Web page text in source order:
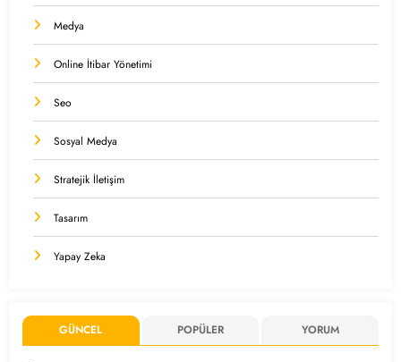
Medya
Online İtibar Yönetimi
Seo
Sosyal Medya
Stratejik İletişim
Tasarım
Yapay Zeka
GÜNCEL POPÜLER YORUM